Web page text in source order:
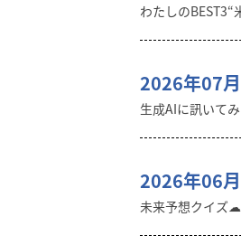
わたしのBEST3“
2026年07
生成AIに訊いて
2026年06
未来予想クイズ☁︎